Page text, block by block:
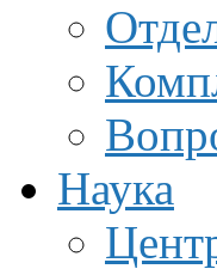
Наука